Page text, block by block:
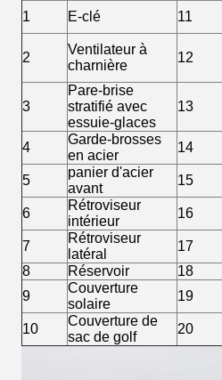
1 E-clé 11
2
Ventilateur à
charnière
12
3
Pare-brise
stratifié avec
essuie-glaces
13
4
Garde-brosses
en acier
14
5
panier d'acier
avant
15
6
Rétroviseur
intérieur
16
7
Rétroviseur
latéral
17
8
Réservoir 18
9
Couverture
solaire
19
10
Couverture de
sac de golf
20